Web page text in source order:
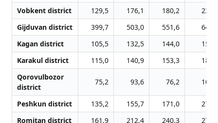
Vobkent district
129,5 176,1 180,2
Gijduvan district
399,7 503,0 551,6
Kagan district
105,5 132,5 144,0
Karakul district
115,0 140,9 153,3
Qorovulbozor
district
75,2 93,6 76,2
Peshkun district 135,2 155,7 171,0
Romitan district
161,9 212,4 240,3